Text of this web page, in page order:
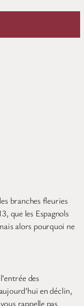
branches fleuries
que les Espagnols
alors pourquoi ne
des
en déclin,
rappelle pas